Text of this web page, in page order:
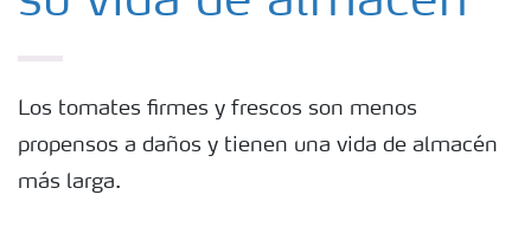
Almacenaje y manejo de fertilizantes
Los tomates firmes y frescos son menos
propensos a daños y tienen una vida de almacén
más larga.